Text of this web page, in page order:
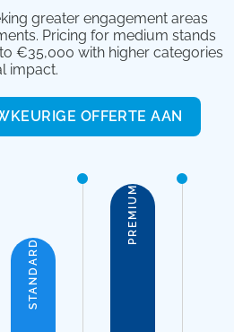
greater engagement areas
Pricing for medium stands
€35,000 with higher categories
impact.
OFFERTE AAN
STANDARD
PREMIUM